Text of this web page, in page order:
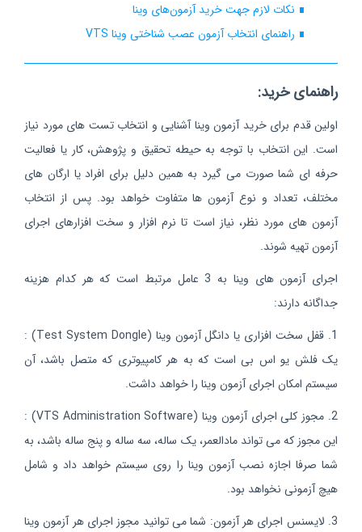
∎ نکات لازم جهت خرید آزمون‌های وینا
∎ راهنمای انتخاب آزمون عصب شناختی وینا VTS
راهنمای خرید:
اولین قدم برای خرید آزمون وینا آشنایی و انتخاب تست های مورد نیاز
است. این انتخاب با توجه به حیطه تحقیق و پژوهش، کار یا فعالیت
حرفه ای شما صورت می گیرد به همین دلیل برای افراد یا ارگان های
مختلف، تعداد و نوع آزمون ها متفاوت خواهد بود. پس از انتخاب
آزمون های مورد نظر، نیاز است تا نرم افزار و سخت افزارهای اجرای
آزمون تهیه شوند.
اجرای آزمون های وینا به 3 عامل مرتبط است که هر کدام هزینه
جداگانه دارند:
1. قفل سخت افزاری یا دانگل آزمون وینا (Test System Dongle) :
یک فلش یو اس بی است که به هر کامپیوتری که متصل باشد، آن
سیستم امکان اجرای آزمون وینا را خواهد داشت.
2. مجوز کلی اجرای آزمون وینا (VTS Administration Software) :
این مجوز که می تواند مادالعمر، یک ساله، سه ساله و پنج ساله باشد، به
شما صرفا اجازه نصب آزمون وینا را روی سیستم خواهد داد و شامل
هیچ آزمونی نخواهد بود.
3. لایسنس اجرای هر آزمون: شما می توانید مجوز اجرای هر آزمون وینا